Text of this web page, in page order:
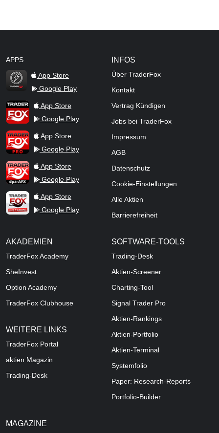
APPS
TraderFox Flash
App Store
Google Play
TraderFox AppApp Store
Google Play
TraderFox ProApp Store
Google Play
TraderFox dpa-AFX ProFeed
App Store
Google Play
TraderFox Live Trading
App Store
Google Play
INFOS
Über TraderFox
Kontakt
Vertrag Kündigen
Jobs bei TraderFox
Impressum
AGB
Datenschutz
Cookie-Einstellungen
Alle Aktien
Barrierefreiheit
AKADEMIEN
TraderFox Academy
SheInvest
Option Academy
TraderFox Clubhouse
WEITERE LINKS
TraderFox Portal
aktien Magazin
Trading-Desk
SOFTWARE-TOOLS
Trading-Desk
Aktien-Screener
Charting-Tool
Signal Trader Pro
Aktien-Rankings
Aktien-Portfolio
Aktien-Terminal
Systemfolio
Paper: Research-Reports
Portfolio-Builder
MAGAZINE